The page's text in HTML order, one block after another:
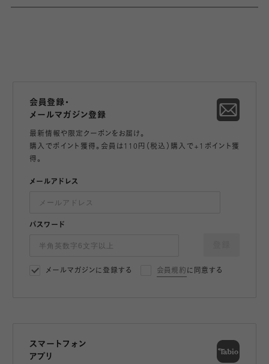
会員登録・
メールマガジン登録
最新情報や限定クーポンをお届け。
購入でポイント獲得。会員は110円（税込）購入で+1ポイント獲
得。
メールアドレス
パスワード
メールマガジンに登録する 会員規約 に同意する
スマートフォン
アプリ